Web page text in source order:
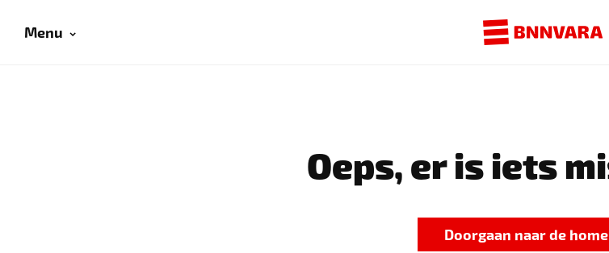
Menu
Oeps, er is iets
Doorgaan naar de